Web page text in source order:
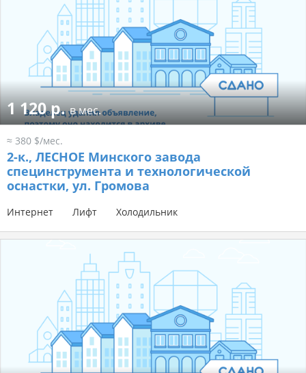
1 120 р.в мес.
≈ 380 $/мес.
2-к., ЛЕСНОЕ Минского завода
специнструмента и технологической
оснастки, ул. Громова
Интернет Лифт Холодильник